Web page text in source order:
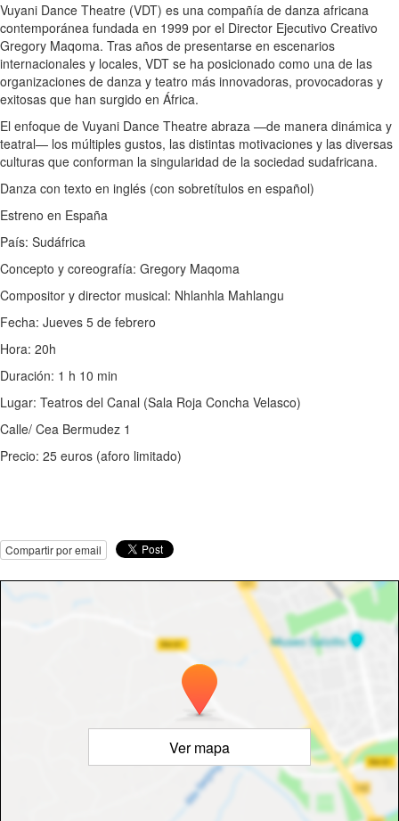
Vuyani Dance Theatre (VDT) es una compañía de danza africana
contemporánea fundada en 1999 por el Director Ejecutivo Creativo
Gregory Maqoma. Tras años de presentarse en escenarios
internacionales y locales, VDT se ha posicionado como una de las
organizaciones de danza y teatro más innovadoras, provocadoras y
exitosas que han surgido en África.
El enfoque de Vuyani Dance Theatre abraza —de manera dinámica y
teatral— los múltiples gustos, las distintas motivaciones y las diversas
culturas que conforman la singularidad de la sociedad sudafricana.
Danza con texto en inglés (con sobretítulos en español)
Estreno en España
País: Sudáfrica
Concepto y coreografía: Gregory Maqoma
Compositor y director musical: Nhlanhla Mahlangu
Fecha: Jueves 5 de febrero
Hora: 20h
Duración: 1 h 10 min
Lugar: Teatros del Canal (Sala Roja Concha Velasco)
Calle/ Cea Bermudez 1
Precio: 25 euros (aforo limitado)
Compartir por email
Ver mapa